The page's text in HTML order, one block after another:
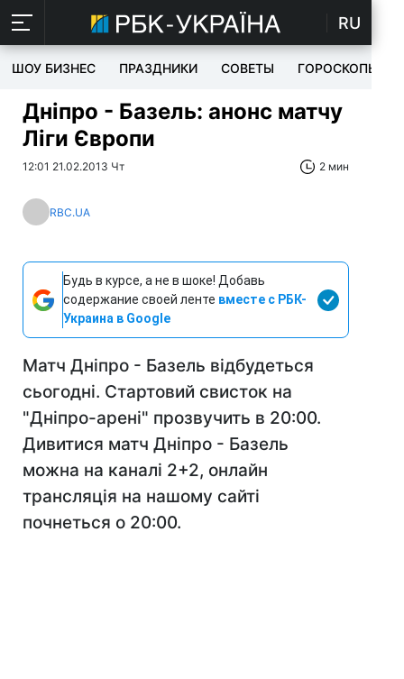
RU
ШОУ БИЗНЕС ПРАЗДНИКИ СОВЕТЫ ГОРОСКОПЫ
Дніпро - Базель: анонс матчу
Ліги Європи
12:01 21.02.2013 Чт 2 мин
RBC.UA
Будь в курсе, а не в шоке! Добавь
содержание своей ленте вместе с РБК-
Украина в Google
Матч Дніпро - Базель відбудеться
сьогодні. Стартовий свисток на
"Дніпро-арені" прозвучить в 20:00.
Дивитися матч Дніпро - Базель
можна на каналі 2+2, онлайн
трансляція на нашому сайті
почнеться о 20:00.